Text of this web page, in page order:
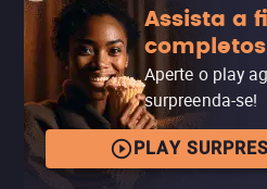
Assista a
Aperte o play
surpreenda-se!
PLAY